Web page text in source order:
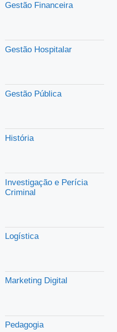
Gestão Financeira
Gestão Hospitalar
Gestão Pública
História
Investigação e Perícia
Criminal
Logística
Marketing Digital
Pedagogia